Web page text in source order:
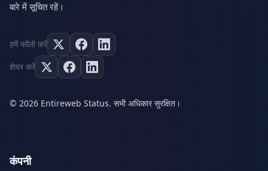
बारे में सूचित रहें।
हमें फॉलो करें
शेयर करें
© 2026 Entireweb Status. सभी अधिकार सुरक्षित।
कंपनी